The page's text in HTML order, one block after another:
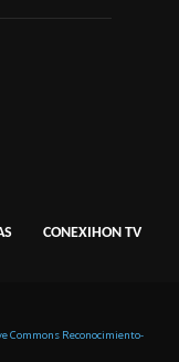
CONEXIHON TV
Commons Reconocimiento-